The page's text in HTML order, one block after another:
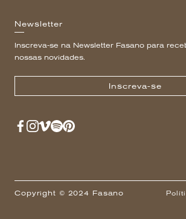
Newsletter
Inscreva-se na Newsletter Fasano para
nossas novidades.
Inscreva-se
Copyright © 2024 Fasano